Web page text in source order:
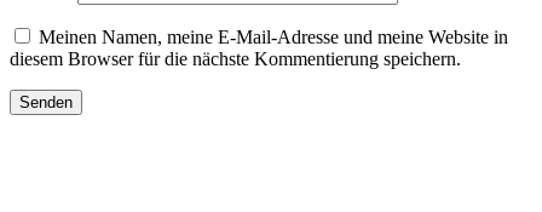
Meinen Namen, meine E-Mail-Adresse und meine Website in
diesem Browser für die nächste Kommentierung speichern.